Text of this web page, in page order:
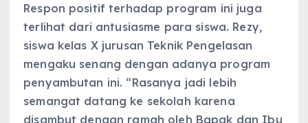
Respon positif terhadap program ini juga
terlihat dari antusiasme para siswa. Rezy,
siswa kelas X jurusan Teknik Pengelasan
mengaku senang dengan adanya program
penyambutan ini. “Rasanya jadi lebih
semangat datang ke sekolah karena
disambut dengan ramah oleh Bapak dan Ibu